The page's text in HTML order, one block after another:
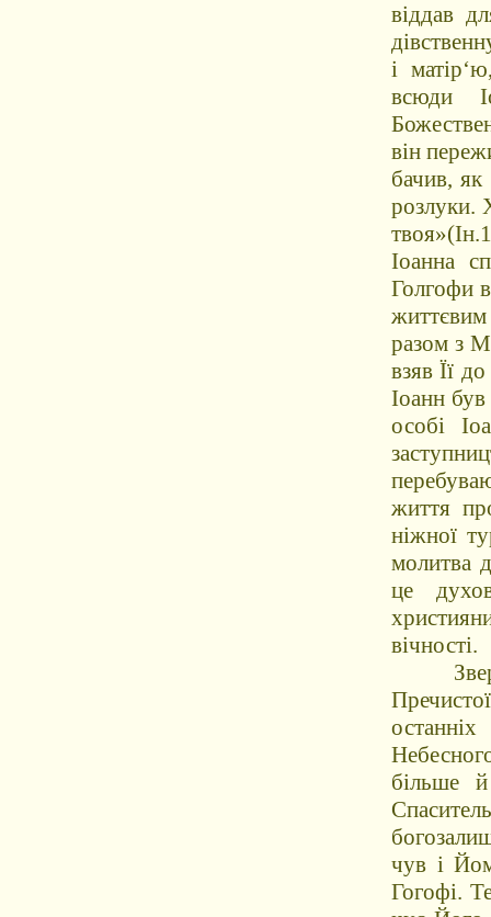
віддав
і
всюди
він
бачив, як
розлуки.
Іоанна
Голгофи
разом з
взяв Її
Іоанн
особі
життя
ніжної
молитва
це
вічності.
більше
чув і
Гогофі.